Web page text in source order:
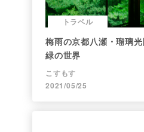
トラベル
梅雨の京都八瀬・瑠璃
緑の世界
こすもす
2021/05/25